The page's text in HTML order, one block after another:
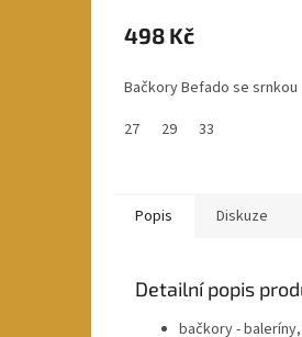
498 Kč
Bačkory Befado se srnkou
27
29 33
Popis Diskuze
Detailní popis
bačkory -